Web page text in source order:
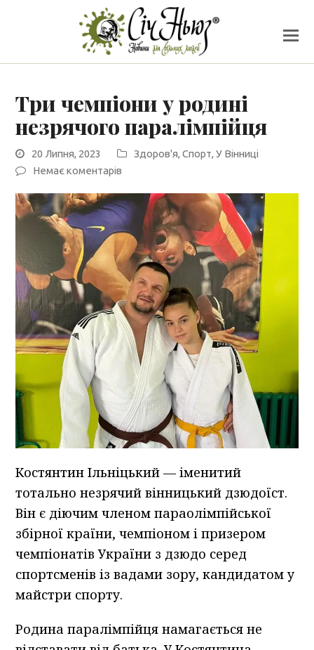
Три чемпіони у родині
незрячого паралімпійця
20 Липня, 2023 Здоров'я,Спорт,У Вінниці
Немає коментарів
Костянтин Ільніцький — іменитий
тотально незрячий вінницький дзюдоїст.
Він є діючим членом параолімпійської
збірної країни, чемпіоном і призером
чемпіонатів України з дзюдо серед
спортсменів із вадами зору, кандидатом у
майстри спорту.
Родина паралімпійця намагається не